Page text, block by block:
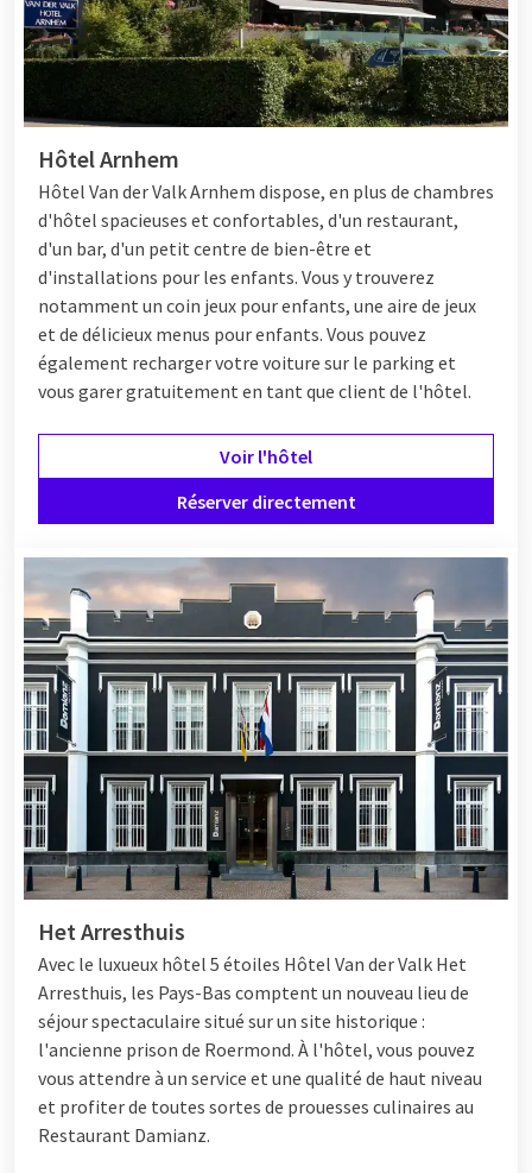
Hôtel Arnhem
Hôtel Van der Valk Arnhem dispose, en plus de chambres
d'hôtel spacieuses et confortables, d'un restaurant,
d'un bar, d'un petit centre de bien-être et
d'installations pour les enfants. Vous y trouverez
notamment un coin jeux pour enfants, une aire de jeux
et de délicieux menus pour enfants. Vous pouvez
également recharger votre voiture sur le parking et
vous garer gratuitement en tant que client de l'hôtel.
Voir l'hôtel
Réserver directement
Het Arresthuis
Avec le luxueux hôtel 5 étoiles Hôtel Van der Valk Het
Arresthuis, les Pays-Bas comptent un nouveau lieu de
séjour spectaculaire situé sur un site historique :
l'ancienne prison de Roermond. À l'hôtel, vous pouvez
vous attendre à un service et une qualité de haut niveau
et profiter de toutes sortes de prouesses culinaires au
Restaurant Damianz.